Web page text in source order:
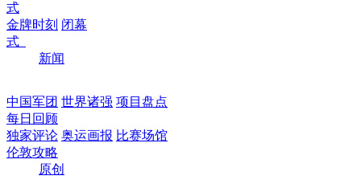
式
金牌时刻 闭幕
式
新闻
中国军团 世界诸强 项目盘点
每日回顾
独家评论 奥运画报 比赛场馆
伦敦攻略
原创